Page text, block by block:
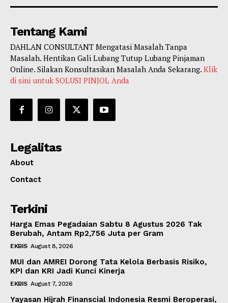
Tentang Kami
DAHLAN CONSULTANT Mengatasi Masalah Tanpa
Masalah. Hentikan Gali Lubang Tutup Lubang Pinjaman
Online. Silakan Konsultasikan Masalah Anda Sekarang. Klik
di sini untuk SOLUSI PINJOL Anda
Legalitas
About
Contact
Terkini
Harga Emas Pegadaian Sabtu 8 Agustus 2026 Tak
Berubah, Antam Rp2,756 Juta per Gram
EKBIS August 8, 2026
MUI dan AMREI Dorong Tata Kelola Berbasis Risiko,
KPI dan KRI Jadi Kunci Kinerja
EKBIS August 7, 2026
Yayasan Hijrah Finanscial Indonesia Resmi Beroperasi,